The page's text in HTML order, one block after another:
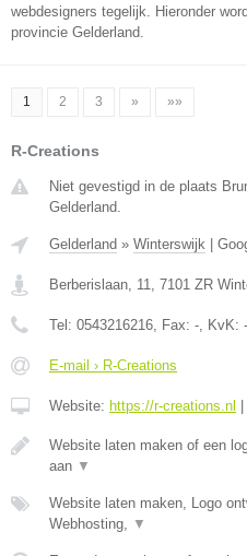
webdesigners tegelijk. Hieronder
provincie Gelderland.
1 2 3 » »»
R-Creations
Niet gevestigd in de plaats
Gelderland.
Gelderland » Winterswijk
Berberislaan, 11, 7101 ZR
Tel: 0543216216, Fax: -, KvK: -
E-mail › R-Creations
Website: https://r-creations.nl
Website laten maken of een
aan ▼
Website laten maken, Logo
Webhosting, ▼